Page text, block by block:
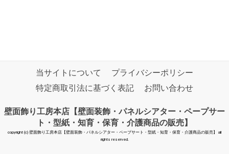
当サイトについて
プライバシーポリシー
特定商取引法に基づく表記
お問い合わせ
壁面飾り工房本店【壁面装飾・パネルシアター・ペープサー
ト・型紙・知育・保育・介護商品の販売】
copyright (c) 壁面飾り工房本店【壁面装飾・パネルシアター・ペープサート・型紙・知育・保育・介護商品の販売】 all
rights reserved.